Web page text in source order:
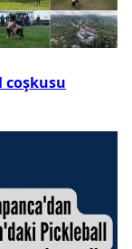
coşkusu